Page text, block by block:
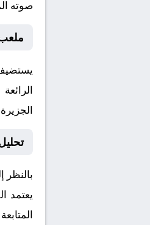
صوته
ملعب
بالنظر
يعتمد